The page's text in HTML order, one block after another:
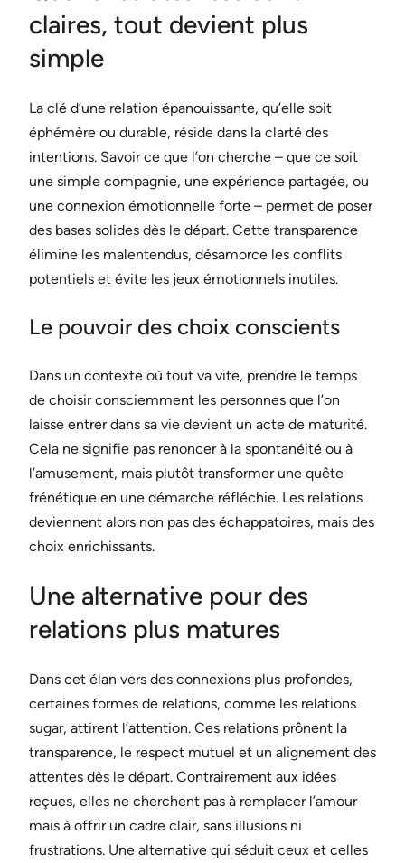
claires, tout devient plus
simple
La clé d’une relation épanouissante, qu’elle soit
éphémère ou durable, réside dans la clarté des
intentions. Savoir ce que l’on cherche – que ce soit
une simple compagnie, une expérience partagée, ou
une connexion émotionnelle forte – permet de poser
des bases solides dès le départ. Cette transparence
élimine les malentendus, désamorce les conflits
potentiels et évite les jeux émotionnels inutiles.
Le pouvoir des choix conscients
Dans un contexte où tout va vite, prendre le temps
de choisir consciemment les personnes que l’on
laisse entrer dans sa vie devient un acte de maturité.
Cela ne signifie pas renoncer à la spontanéité ou à
l’amusement, mais plutôt transformer une quête
frénétique en une démarche réfléchie. Les relations
deviennent alors non pas des échappatoires, mais des
choix enrichissants.
Une alternative pour des
relations plus matures
Dans cet élan vers des connexions plus profondes,
certaines formes de relations, comme les relations
sugar, attirent l’attention. Ces relations prônent la
transparence, le respect mutuel et un alignement des
attentes dès le départ. Contrairement aux idées
reçues, elles ne cherchent pas à remplacer l’amour
mais à offrir un cadre clair, sans illusions ni
frustrations. Une alternative qui séduit ceux et celles